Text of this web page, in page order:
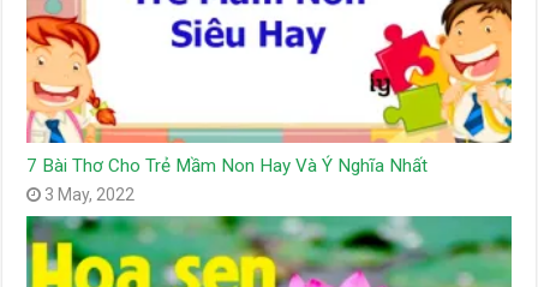
7 Bài Thơ Cho Trẻ Mầm Non Hay Và Ý Nghĩa Nhất
3 May, 2022